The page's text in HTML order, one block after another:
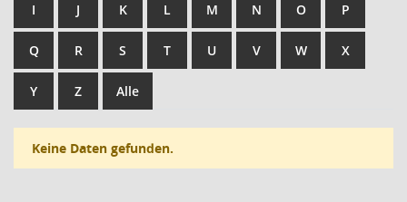
I J K L M N O P
Q R S T U V W X
Y Z Alle
Keine Daten gefunden.